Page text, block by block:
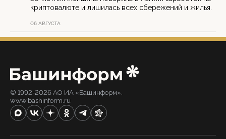
криптовалюте и лишилась всех сбережений и жилья.
06 АВГУСТА
© 1992-2026 АО ИА «Башинформ».
www.bashinform.ru